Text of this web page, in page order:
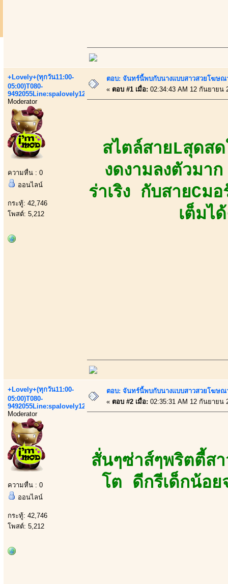
+Lovely+(ทุกวัน11:00-
05:00)T080-
9492055Line:spalovely123
Moderator
ความหื่น : 0
ออนไลน์
กระทู้: 42,746
โพสต์: 5,212
ตอบ: จันทร์นี้พบกับนางแบบสาวสวยโฆษ
« ตอบ #1 เมื่อ: 02:34:43 AM 12 กันยายน
สไตล์สายLสุดส
งดงามลงตัวมา
ร่าเริง กับสายCม
เต็มไ
+Lovely+(ทุกวัน11:00-
05:00)T080-
9492055Line:spalovely123
Moderator
ความหื่น : 0
ออนไลน์
กระทู้: 42,746
โพสต์: 5,212
ตอบ: จันทร์นี้พบกับนางแบบสาวสวยโฆษ
« ตอบ #2 เมื่อ: 02:35:31 AM 12 กันยายน
สั่นๆซ่าส์ๆพริตตี้สา
โต ดีกรีเด็กน้อ